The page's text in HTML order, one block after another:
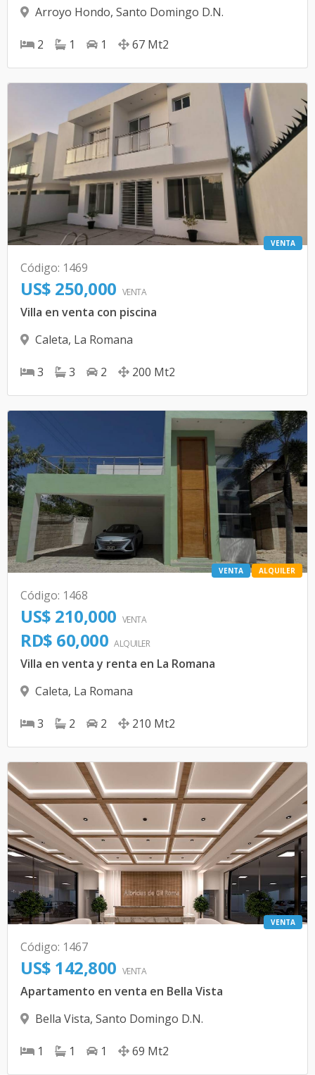
Arroyo Hondo, Santo Domingo D.N.
2 1 1 67 Mt2
VENTA
Código: 1469
US$ 250,000 VENTA
Villa en venta con piscina
Caleta, La Romana
3 3 2 200 Mt2
VENTA ALQUILER
Código: 1468
US$ 210,000 VENTA
RD$ 60,000 ALQUILER
Villa en venta y renta en La Romana
Caleta, La Romana
3 2 2 210 Mt2
VENTA
Código: 1467
US$ 142,800 VENTA
Apartamento en venta en Bella Vista
Bella Vista, Santo Domingo D.N.
1 1 1 69 Mt2